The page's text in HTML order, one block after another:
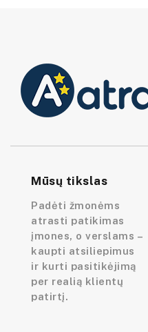
Mūsų tikslas
Padėti žmonėms
atrasti patikimas
įmones, o verslams –
kaupti atsiliepimus
ir kurti pasitikėjimą
per realią klientų
patirtį.